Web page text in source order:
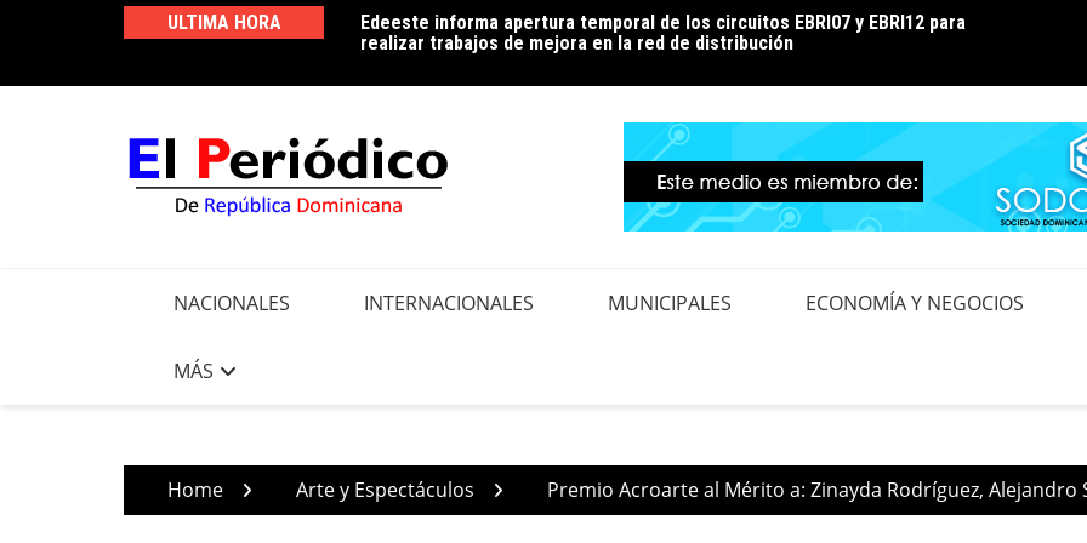
ULTIMA HORA
Edeeste informa apertura temporal de los circuitos EBRI07 y EBRI12 para
realizar trabajos de mejora en la red de distribución
Edeeste exhorta a sus clientes a hacer un uso eficiente de la energía para
controlar el consumo durante la temporada de calor
Noé
NACIONALES INTERNACIONALES MUNICIPALES ECONOMÍA Y NEGOCIOS
MÁS
Home Arte y Espectáculos Premio Acroarte al Mérito a: Zinayda Rodríguez, Alejandro